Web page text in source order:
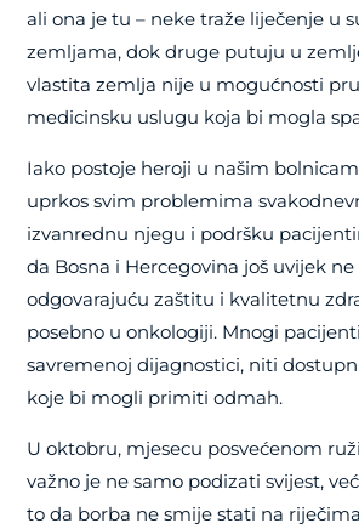
ali ona je tu – neke traže liječenje u
zemljama, dok druge putuju u
vlastita zemlja nije u mogućnosti
medicinsku uslugu koja bi mogla
Iako postoje heroji u našim
uprkos svim problemima
izvanrednu njegu i podršku
da Bosna i Hercegovina još uvijek
odgovarajuću zaštitu i kvalitetnu
posebno u onkologiji. Mnogi
savremenoj dijagnostici, niti
koje bi mogli primiti odmah.
U oktobru, mjesecu posvećenom
važno je ne samo podizati svijest,
to da borba ne smije stati na